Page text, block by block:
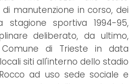
manutenzione in corso, dei
stagione sportiva 1994-95,
deliberato, da ultimo,
di Trieste in data
locali siti all'interno dello stadio
ad uso sede sociale e